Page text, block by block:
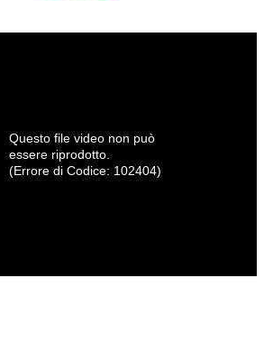
Questo file video non può
essere riprodotto.
(Errore di Codice: 102404)